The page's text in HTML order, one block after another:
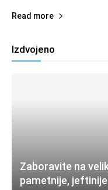
Read more
Izdvojeno
Zaboravite na
pametnije,